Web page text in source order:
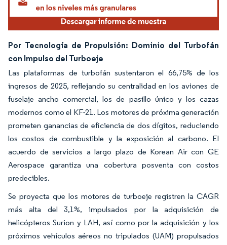
Por Tecnología de Propulsión: Dominio del Turbofán
con Impulso del Turboeje
Las plataformas de turbofán sustentaron el 66,75% de los
ingresos de 2025, reflejando su centralidad en los aviones de
fuselaje ancho comercial, los de pasillo único y los cazas
modernos como el KF-21. Los motores de próxima generación
prometen ganancias de eficiencia de dos dígitos, reduciendo
los costos de combustible y la exposición al carbono. El
acuerdo de servicios a largo plazo de Korean Air con GE
Aerospace garantiza una cobertura posventa con costos
predecibles.
Se proyecta que los motores de turboeje registren la CAGR
más alta del 3,1%, impulsados por la adquisición de
helicópteros Surion y LAH, así como por la adquisición y los
próximos vehículos aéreos no tripulados (UAM) propulsados